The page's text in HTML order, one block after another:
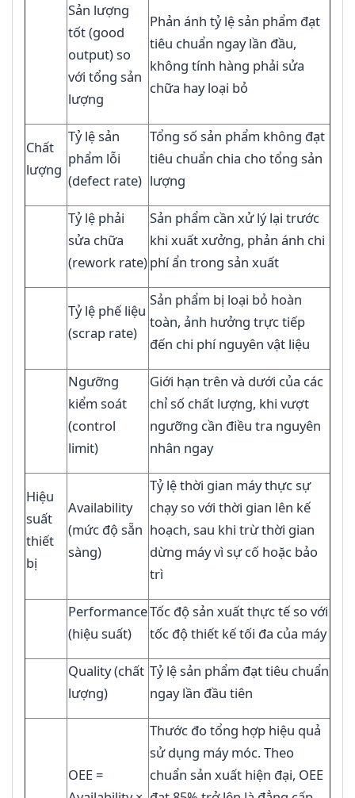
Sản lượng
tốt (good
output) so
với tổng sản
lượng
Phản ánh tỷ lệ sản phẩm đạt
tiêu chuẩn ngay lần đầu,
không tính hàng phải sửa
chữa hay loại bỏ
Chất
lượng
Tỷ lệ sản
phẩm lỗi
(defect rate)
Tổng số sản phẩm không đạt
tiêu chuẩn chia cho tổng sản
lượng
Tỷ lệ phải
sửa chữa
(rework rate)
Sản phẩm cần xử lý lại trước
khi xuất xưởng, phản ánh chi
phí ẩn trong sản xuất
Tỷ lệ phế liệu
(scrap rate)
Sản phẩm bị loại bỏ hoàn
toàn, ảnh hưởng trực tiếp
đến chi phí nguyên vật liệu
Ngưỡng
kiểm soát
(control
limit)
Giới hạn trên và dưới của các
chỉ số chất lượng, khi vượt
ngưỡng cần điều tra nguyên
nhân ngay
Hiệu
suất
thiết
bị
Availability
(mức độ sẵn
sàng)
Tỷ lệ thời gian máy thực sự
chạy so với thời gian lên kế
hoạch, sau khi trừ thời gian
dừng máy vì sự cố hoặc bảo
trì
Performance
(hiệu suất)
Tốc độ sản xuất thực tế so với
tốc độ thiết kế tối đa của máy
Quality (chất
lượng)
Tỷ lệ sản phẩm đạt tiêu chuẩn
ngay lần đầu tiên
OEE =
Thước đo tổng hợp hiệu quả
sử dụng máy móc. Theo
chuẩn sản xuất hiện đại, OEE